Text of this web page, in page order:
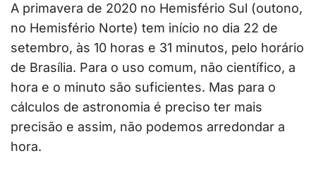
A primavera de 2020 no Hemisfério Sul (outono,
no Hemisfério Norte) tem início no dia 22 de
setembro, às 10 horas e 31 minutos, pelo horário
de Brasília. Para o uso comum, não científico, a
hora e o minuto são suficientes. Mas para o
cálculos de astronomia é preciso ter mais
precisão e assim, não podemos arredondar a
hora.